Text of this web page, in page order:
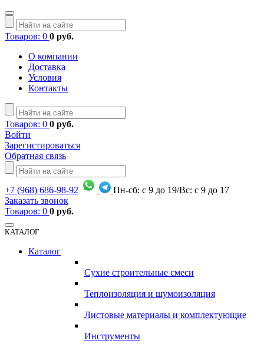
Товаров: 0 0 руб.
О компании
Доставка
Условия
Контакты
Товаров: 0 0 руб.
Войти
Зарегистироваться
Обратная связь
+7 (968) 686-98-92
Пн-сб: с 9 до 19/Вс: с 9 до 17
Заказать звонок
Товаров: 0 0 руб.
КАТАЛОГ
Каталог
Сухие строительные смеси
Теплоизоляция и шумоизоляция
Листовые материалы и комплектующие
Инструменты